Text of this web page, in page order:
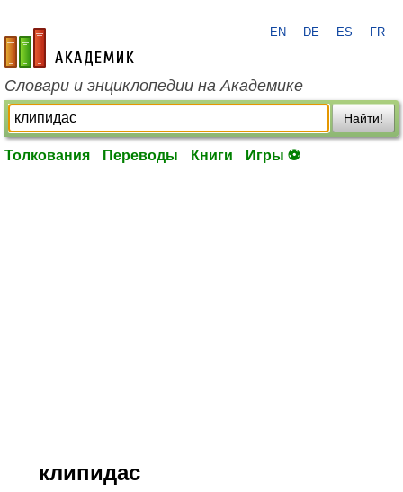
academic.ru
EN DE ES FR
Словари и энциклопедии на Академике
Найти!
Толкования Переводы Книги Игры ⚽
клипидас